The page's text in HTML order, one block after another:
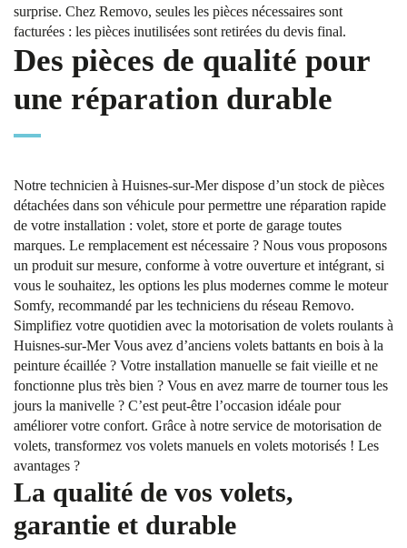
surprise. Chez Removo, seules les pièces nécessaires sont
facturées : les pièces inutilisées sont retirées du devis final.
Des pièces de qualité pour
une réparation durable
Notre technicien à Huisnes-sur-Mer dispose d’un stock de pièces
détachées dans son véhicule pour permettre une réparation rapide
de votre installation : volet, store et porte de garage toutes
marques. Le remplacement est nécessaire ? Nous vous proposons
un produit sur mesure, conforme à votre ouverture et intégrant, si
vous le souhaitez, les options les plus modernes comme le moteur
Somfy, recommandé par les techniciens du réseau Removo.
Simplifiez votre quotidien avec la motorisation de volets roulants à
Huisnes-sur-Mer Vous avez d’anciens volets battants en bois à la
peinture écaillée ? Votre installation manuelle se fait vieille et ne
fonctionne plus très bien ? Vous en avez marre de tourner tous les
jours la manivelle ? C’est peut-être l’occasion idéale pour
améliorer votre confort. Grâce à notre service de motorisation de
volets, transformez vos volets manuels en volets motorisés ! Les
avantages ?
La qualité de vos volets,
garantie et durable